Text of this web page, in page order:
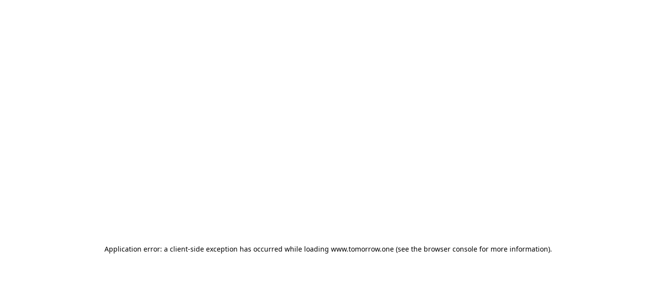
Application error: a client-side exception has occurred while loading www.tomorrow.one (see the browser console for more information).